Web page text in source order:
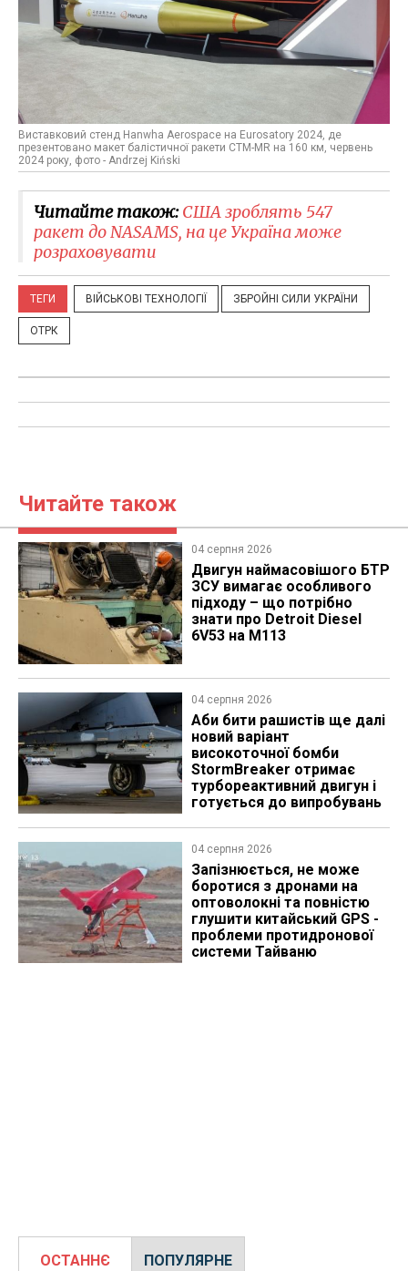
Виставковий стенд Hanwha Aerospace на Eurosatory 2024, де
презентовано макет балістичної ракети CTM-MR на 160 км, червень
2024 року, фото - Andrzej Kiński
Читайте також:США зроблять 547
ракет до NASAMS, на це Україна може
розраховувати
ТЕГИ ВІЙСЬКОВІ ТЕХНОЛОГІЇ ЗБРОЙНІ СИЛИ УКРАЇНИ
ОТРК
Читайте також
04 серпня 2026
​Двигун наймасовішого БТР
ЗСУ вимагає особливого
підходу – що потрібно
знати про Detroit Diesel
6V53 на M113
04 серпня 2026
Аби бити рашистів ще далі
новий варіант
високоточної бомби
StormBreaker отримає
турбореактивний двигун і
готується до випробувань
04 серпня 2026
Запізнюється, не може
боротися з дронами на
оптоволокні та повністю
глушити китайський GPS -
проблеми протидронової
системи Тайваню
ОСТАННЄ ПОПУЛЯРНЕ